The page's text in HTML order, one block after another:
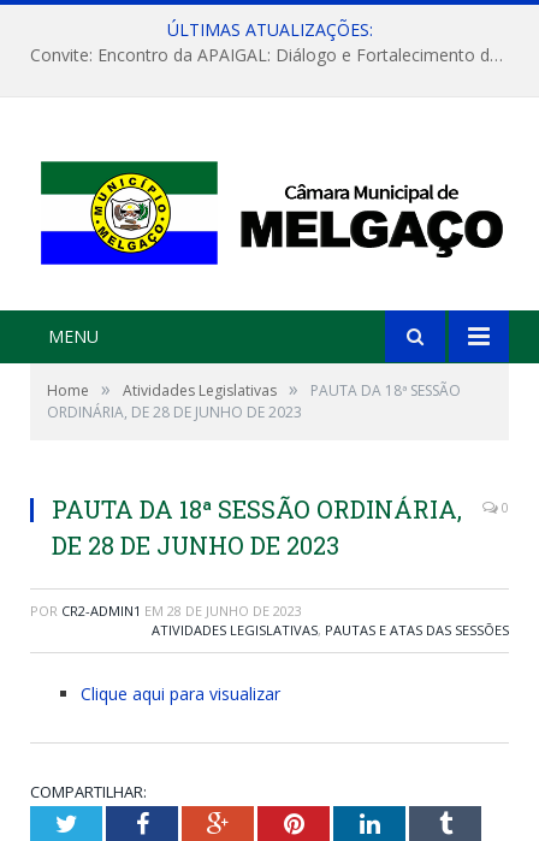
ÚLTIMAS ATUALIZAÇÕES:
Convite: Encontro da APAIGAL: Diálogo e Fortalecimento da Agricultura Familiar
MENU
Home » Atividades Legislativas »
PAUTA DA 18ª SESSÃO
ORDINÁRIA, DE 28 DE JUNHO DE 2023
PAUTA DA 18ª SESSÃO ORDINÁRIA,
DE 28 DE JUNHO DE 2023
0
POR CR2-ADMIN1 EM 28 DE JUNHO DE 2023
ATIVIDADES LEGISLATIVAS, PAUTAS E ATAS DAS SESSÕES
Clique aqui para visualizar
COMPARTILHAR:
TwitterFacebookGoogle+PinterestLinkedInTumblr